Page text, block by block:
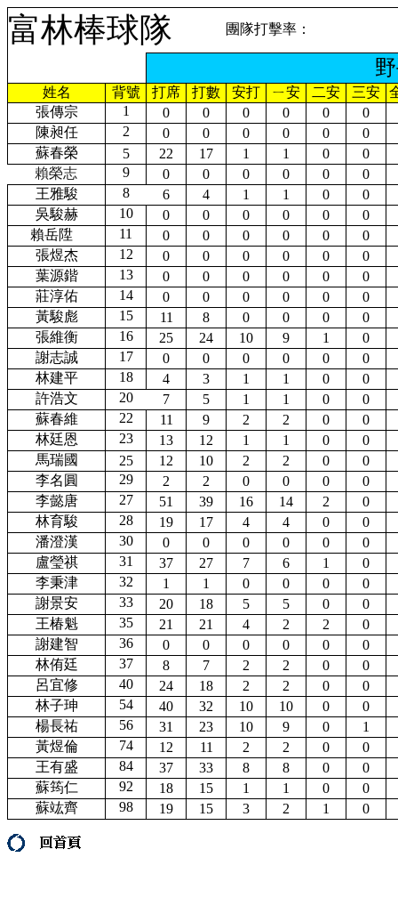
富林棒球隊 團隊打擊率：
姓名 背號 打席 打數 安打 ㄧ安 二安 三安
張傳宗
1 0 0 0 0 0
0
陳昶任
2 0 0 0 0 0
0
蘇春榮
5 22 17 1 1 0
0
賴榮志
9 0 0 0 0 0
0
王雅駿
8 6 4 1 1 0
0
吳駿赫
10 0 0 0 0 0
0
賴岳陞
11 0 0 0 0 0
0
張煜杰
12 0 0 0 0 0
0
葉源鍇
13 0 0 0 0 0
0
莊淳佑
14 0 0 0 0 0
0
黃駿彪
15 11 8 0 0 0
0
張維衡
16 25 24 10 9 1
0
謝志誠
17 0 0 0 0 0
0
林建平
18 4 3 1 1 0
0
許浩文
20 7 5 1 1 0
0
蘇春維
22 11 9 2 2 0
0
林廷恩
23 13 12 1 1 0
0
馬瑞國
25 12 10 2 2 0
0
李名圓
29 2 2 0 0 0
0
李懿唐
27 51 39 16 14 2
0
林育駿
28 19 17 4 4 0
0
潘澄漢
30 0 0 0 0 0
0
盧瑩祺
31 37 27 7 6 1
0
李秉津
32 1 1 0 0 0
0
謝景安
33 20 18 5 5 0
0
王椿魁
35 21 21 4 2 2
0
謝建智
36 0 0 0 0 0
0
林侑廷
37 8 7 2 2 0
0
呂宜修
40 24 18 2 2 0
0
林子珅
54 40 32 10 10 0
0
楊長祐
56 31 23 10 9 0
1
黃煜倫
74 12 11 2 2 0
0
王有盛
84 37 33 8 8 0
0
蘇筠仁
92 18 15 1 1 0
0
蘇竑齊
98 19 15 3 2 1 0